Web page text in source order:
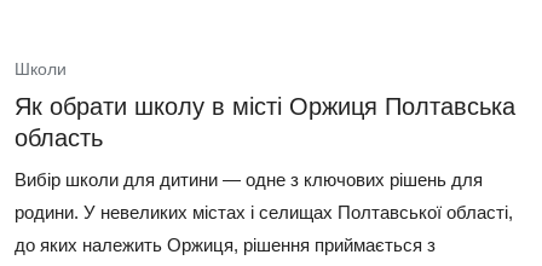
Школи
Як обрати школу в місті Оржиця Полтавська
область
Вибір школи для дитини — одне з ключових рішень для
родини. У невеликих містах і селищах Полтавської області,
до яких належить Оржиця, рішення приймається з